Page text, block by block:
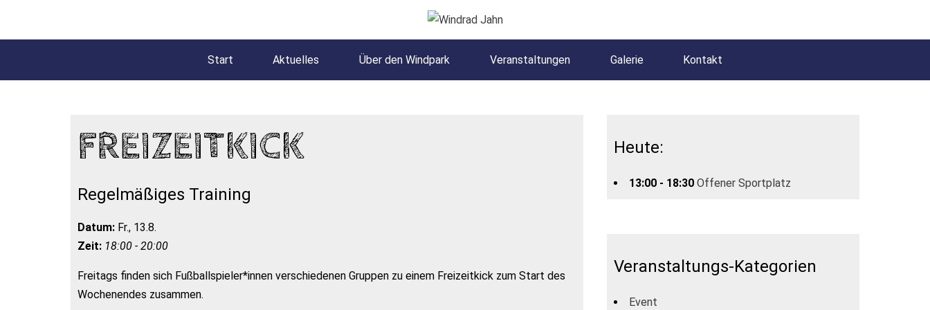
Start Aktuelles Über den Windpark Veranstaltungen Galerie Kontakt
FREIZEITKICK
Regelmäßiges Training
Datum: Fr., 13.8.
Zeit: 18:00 - 20:00
Freitags finden sich Fußballspieler*innen verschiedenen Gruppen zu einem Freizeitkick zum Start des
Wochenendes zusammen.
Heute:
13:00 - 18:30 Offener Sportplatz
Veranstaltungs-Kategorien
Event